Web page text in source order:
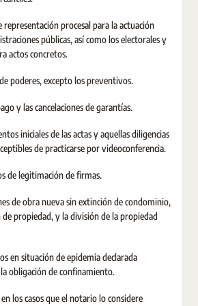
representación procesal para la actuación
públicas, así como los electorales y
actos concretos.
poderes, excepto los preventivos.
y las cancelaciones de garantías.
iniciales de las actas y aquellas diligencias
de practicarse por videoconferencia.
de legitimación de firmas.
de obra nueva sin extinción de condominio,
de propiedad, y la división de la propiedad
en situación de epidemia declarada
obligación de confinamiento.
los casos que el notario lo considere